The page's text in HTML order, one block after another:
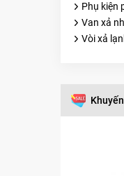
Phụ kiện
Van xả
Vòi xả